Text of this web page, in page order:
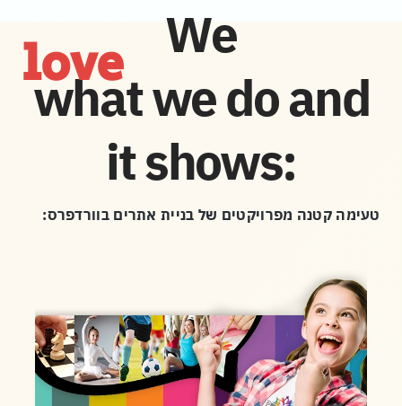
We
love
what we do and
it shows:
טעימה קטנה מפרויקטים של בניית אתרים בוורדפרס: